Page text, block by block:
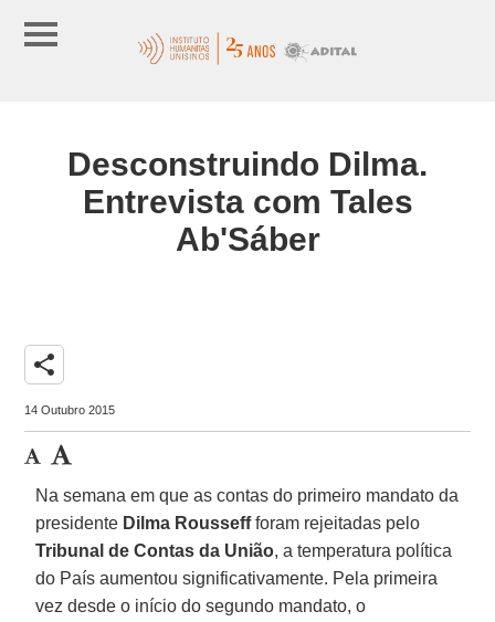
Desconstruindo Dilma.
Entrevista com Tales
Ab'Sáber
share
14 Outubro 2015
Na semana em que as contas do primeiro mandato da
presidente Dilma Rousseffforam rejeitadas pelo
Tribunal de Contas da União, a temperatura política
do País aumentou significativamente. Pela primeira
vez desde o início do segundo mandato, o